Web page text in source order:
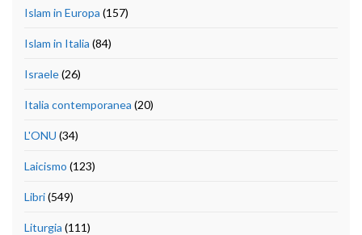
Islam in Europa (157)
Islam in Italia (84)
Israele(26)
Italia contemporanea (20)
L'ONU (34)
Laicismo (123)
Libri(549)
Liturgia (111)